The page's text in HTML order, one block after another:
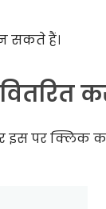
सकते हैं।
इस पर